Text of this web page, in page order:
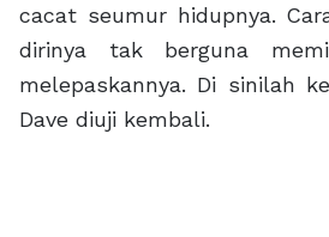
cacat seumur hidupnya.
dirinya tak berguna
melepaskannya. Di sinilah
Dave diuji kembali.